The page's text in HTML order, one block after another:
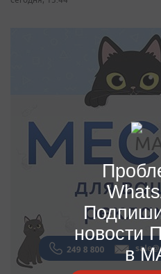
новости
в